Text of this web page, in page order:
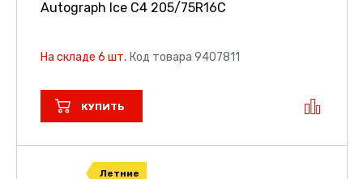
Autograph Ice C4 205/75R16C
На складе 6 шт. Код товара 9407811
КУПИТЬ
Летние